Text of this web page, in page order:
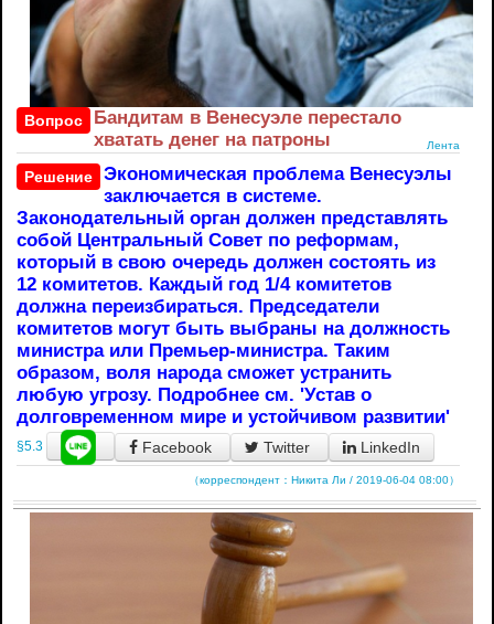
Вопрос
Бандитам в Венесуэле перестало
хватать денег на патроны
Лента
Решение
Экономическая проблема Венесуэлы
заключается в системе.
Законодательный орган должен представлять
собой Центральный Совет по реформам,
который в свою очередь должен состоять из
12 комитетов. Каждый год 1/4 комитетов
должна переизбираться. Председатели
комитетов могут быть выбраны на должность
министра или Премьер-министра. Таким
образом, воля народа сможет устранить
любую угрозу. Подробнее см. 'Устав о
долговременном мире и устойчивом развитии'
§5.3 Facebook Twitter LinkedIn
（корреспондент：Никита Ли / 2019-06-04 08:00）